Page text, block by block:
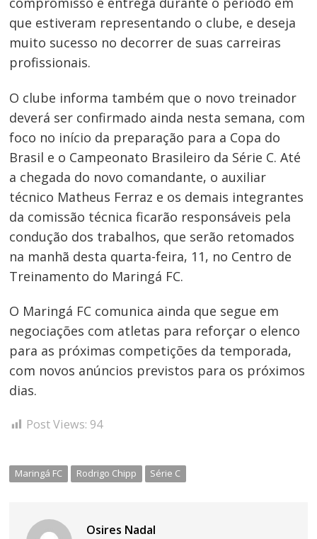
que estiveram representando o clube, e deseja
muito sucesso no decorrer de suas carreiras
profissionais.
O clube informa também que o novo treinador
deverá ser confirmado ainda nesta semana, com
foco no início da preparação para a Copa do
Brasil e o Campeonato Brasileiro da Série C. Até
a chegada do novo comandante, o auxiliar
técnico Matheus Ferraz e os demais integrantes
da comissão técnica ficarão responsáveis pela
condução dos trabalhos, que serão retomados
na manhã desta quarta-feira, 11, no Centro de
Treinamento do Maringá FC.
O Maringá FC comunica ainda que segue em
negociações com atletas para reforçar o elenco
para as próximas competições da temporada,
com novos anúncios previstos para os próximos
dias.
Post Views: 94
Maringá FC Rodrigo Chipp Série C
Osires Nadal